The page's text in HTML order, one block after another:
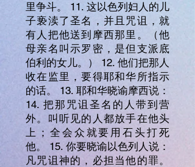
里争斗。 11. 这以色列妇人的儿
子亵渎了圣名，并且咒诅，就
有人把他送到摩西那里。（他
母亲名叫示罗密，是但支派底
伯利的女儿。） 12. 他们把那人
收在监里，要得耶和华所指示
的话。 13. 耶和华晓谕摩西说：
14. 把那咒诅圣名的人带到营
外。叫听见的人都放手在他头
上；全会众就要用石头打死
他。 15. 你要晓谕以色列人说：
凡咒诅神的，必担当他的罪。